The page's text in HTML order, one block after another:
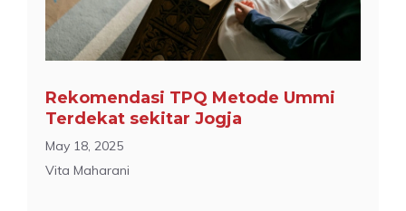
Rekomendasi TPQ Metode Ummi
Terdekat sekitar Jogja
May 18, 2025
Vita Maharani